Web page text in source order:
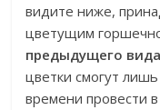
видите ниже,
цветущим
предыдущего вида
цветки смогут
времени провести